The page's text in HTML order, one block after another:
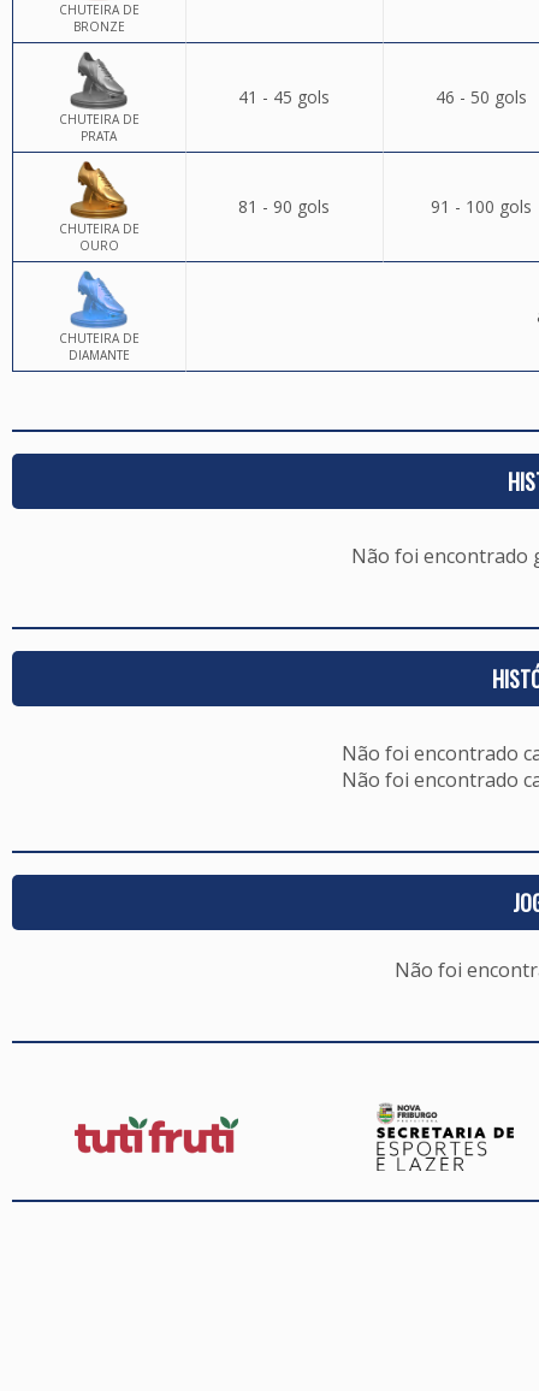
CHUTEIRA DE
BRONZE
CHUTEIRA DE
PRATA
41 - 45 gols 46 - 50 gols
CHUTEIRA DE
OURO
81 - 90 gols 91 - 100 gols
CHUTEIRA DE
DIAMANTE
Não foi encontrado
Não foi encontrado
Não foi encontrado
Não foi